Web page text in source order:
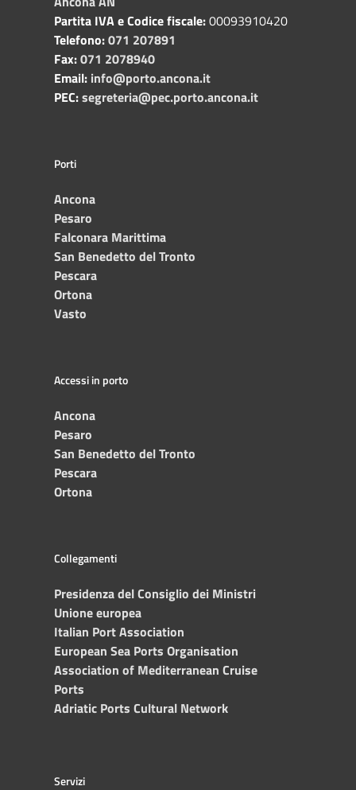
Partita IVA e Codice fiscale:00093910420
Telefono:071 207891
Fax:071 2078940
Email: info@porto.ancona.it
PEC:segreteria@pec.porto.ancona.it
Porti
Ancona
Pesaro
Falconara Marittima
San Benedetto del Tronto
Pescara
Ortona
Vasto
Accessi in porto
Ancona
Pesaro
San Benedetto del Tronto
Pescara
Ortona
Collegamenti
Presidenza del Consiglio dei Ministri
Unione europea
Italian Port Association
European Sea Ports Organisation
Association of Mediterranean Cruise
Ports
Adriatic Ports Cultural Network
Servizi